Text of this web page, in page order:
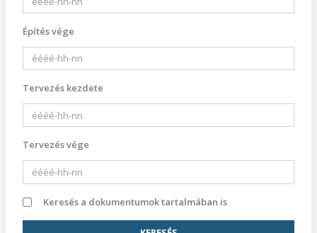
Építés vége
Tervezés kezdete
Tervezés vége
Keresés a dokumentumok tartalmában is